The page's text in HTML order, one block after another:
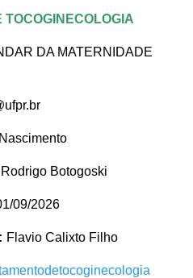
TOCOGINECOLOGIA
DA MATERNIDADE
Botogoski
09/2026
Flavio Calixto Filho